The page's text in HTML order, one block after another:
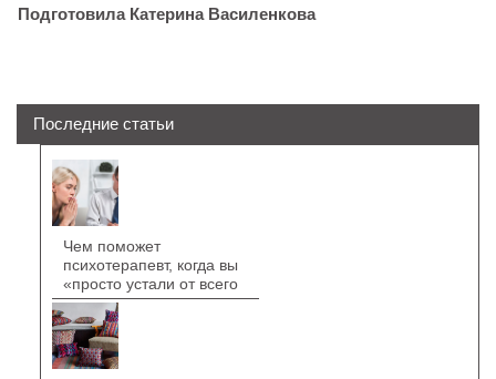
Подготовила Катерина Василенкова
Последние статьи
Чем поможет
психотерапевт, когда вы
«просто устали от всего